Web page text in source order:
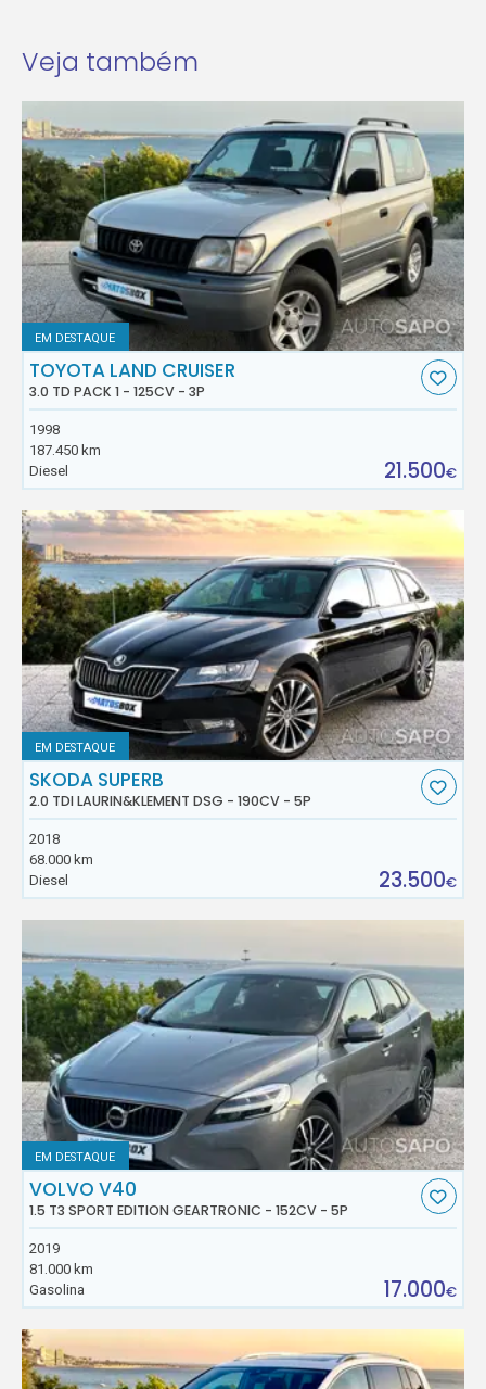
Veja também
EM DESTAQUE
TOYOTA LAND CRUISER
3.0 TD PACK 1 - 125CV - 3P
1998
187.450 km
Diesel
21.500€
EM DESTAQUE
SKODA SUPERB
2.0 TDI LAURIN&KLEMENT DSG - 190CV - 5P
2018
68.000 km
Diesel
23.500€
EM DESTAQUE
VOLVO V40
1.5 T3 SPORT EDITION GEARTRONIC - 152CV - 5P
2019
81.000 km
Gasolina
17.000€